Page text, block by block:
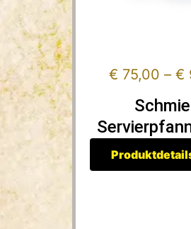
€ 75,00 – €